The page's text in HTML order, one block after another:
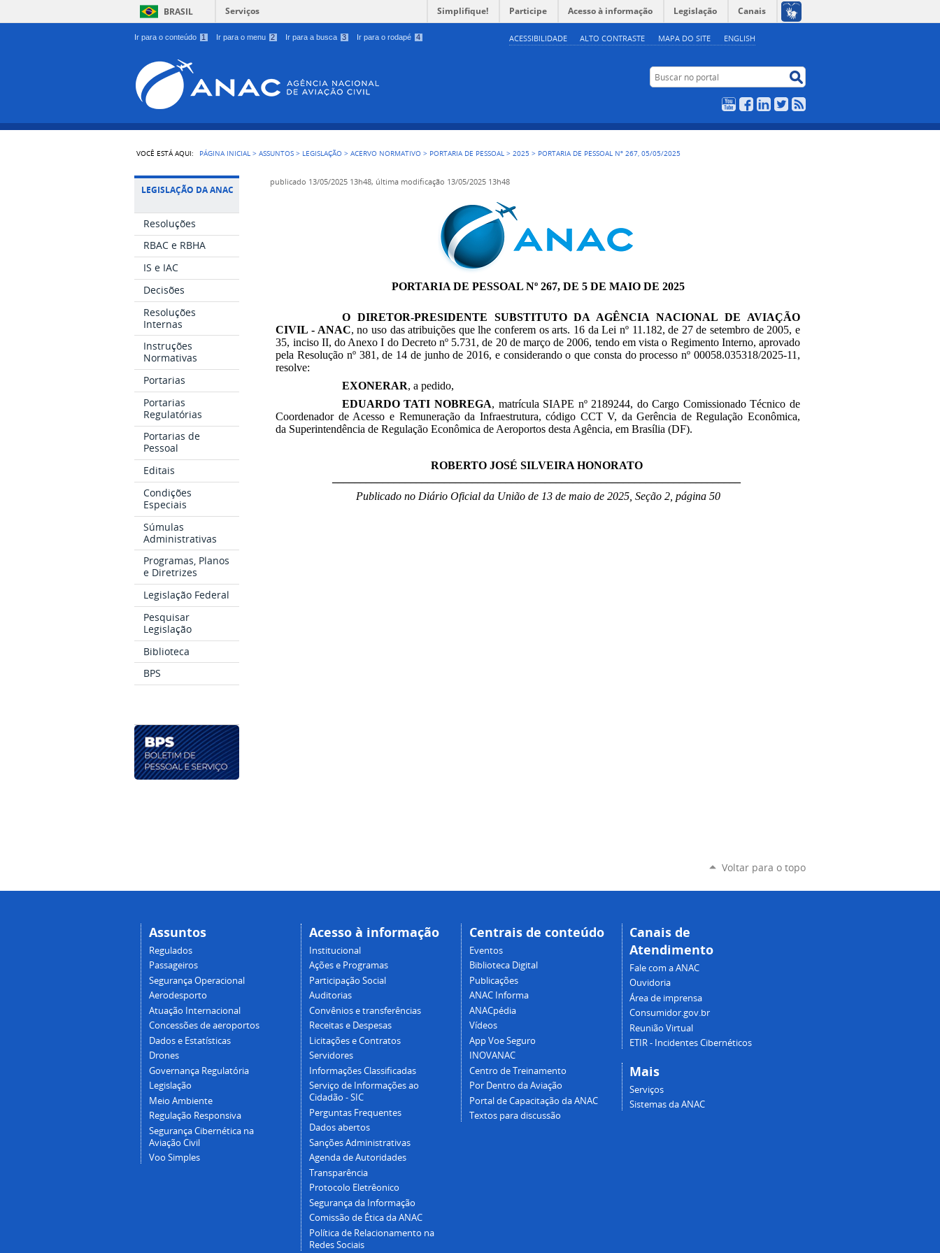
Ir para o conteúdo 1 Ir para o menu 2 Ir para a busca 3 Ir para o rodapé 4 ACESSIBILIDADE ALTO CONTRASTE MAPA DO SITE ENGLISH
BRASIL Serviços Simplifique! Participe Acesso à informação Legislação Canais
Buscar no portal
YouTubeFacebookLinkedIn
Twitter
VOCÊ ESTÁ AQUI: PÁGINA INICIAL >ASSUNTOS > LEGISLAÇÃO >ACERVO NORMATIVO > PORTARIA DE PESSOAL >2025 > PORTARIA DE PESSOAL Nº 267, 05/05/2025
LEGISLAÇÃO DA ANAC
Resoluções
RBAC e RBHA
IS e IAC
Decisões
Resoluções
Internas
Instruções
Normativas
Portarias
Portarias
Regulatórias
Portarias de
Pessoal
Editais
Condições
Especiais
Súmulas
Administrativas
Programas, Planos
e Diretrizes
Legislação Federal
Pesquisar
Legislação
Biblioteca
BPS
publicado 13/05/2025 13h48, última modificação 13/05/2025 13h48
PORTARIA DE PESSOAL Nº 267, DE 5 DE MAIO DE 2025
O DIRETOR-PRESIDENTE SUBSTITUTO DA AGÊNCIA NACIONAL DE AVIAÇÃO
CIVIL - ANAC, no uso das atribuições que lhe conferem os arts. 16 da Lei nº 11.182, de 27 de setembro de 2005, e
35, inciso II, do Anexo I do Decreto nº 5.731, de 20 de março de 2006, tendo em vista o Regimento Interno, aprovado
pela Resolução nº 381, de 14 de junho de 2016, e considerando o que consta do processo nº 00058.035318/2025-11,
resolve:
EXONERAR, a pedido,
EDUARDO TATI NOBREGA, matrícula SIAPE nº2189244, do Cargo Comissionado Técnico de
Coordenador de Acesso e Remuneração da Infraestrutura, código CCT V, da Gerência de Regulação Econômica,
da Superintendência de Regulação Econômica de Aeroportos desta Agência, em Brasília (DF).
ROBERTO JOSÉ SILVEIRA HONORATO
Publicado no Diário Oficial da União de 13 de maio de 2025, Seção 2, página 50
Voltar para o topo
Assuntos
Regulados
Passageiros
Segurança Operacional
Aerodesporto
Atuação Internacional
Concessões de aeroportos
Dados e Estatísticas
Drones
Governança Regulatória
Legislação
Meio Ambiente
Regulação Responsiva
Segurança Cibernética na
Aviação Civil
Voo Simples
Acesso à informação
Institucional
Ações e Programas
Participação Social
Auditorias
Convênios e transferências
Receitas e Despesas
Licitações e Contratos
Servidores
Informações Classificadas
Serviço de Informações ao
Cidadão - SIC
Perguntas Frequentes
Dados abertos
Sanções Administrativas
Agenda de Autoridades
Transparência
Protocolo Eletrêonico
Segurança da Informação
Comissão de Ética da ANAC
Política de Relacionamento na
Redes Sociais
Centrais de conteúdo
Eventos
Biblioteca Digital
Publicações
ANAC Informa
ANACpédia
Vídeos
App Voe Seguro
INOVANAC
Centro de Treinamento
Por Dentro da Aviação
Portal de Capacitação da ANAC
Textos para discussão
Canais de
Atendimento
Fale com a ANAC
Ouvidoria
Área de imprensa
Consumidor.gov.br
Reunião Virtual
ETIR - Incidentes Cibernéticos
Mais
Serviços
Sistemas da ANAC